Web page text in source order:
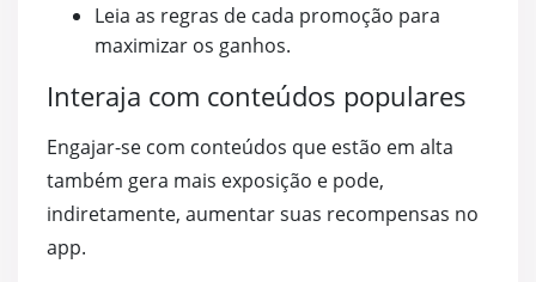
Leia as regras de cada promoção para
maximizar os ganhos.
Interaja com conteúdos populares
Engajar-se com conteúdos que estão em alta
também gera mais exposição e pode,
indiretamente, aumentar suas recompensas no
app.